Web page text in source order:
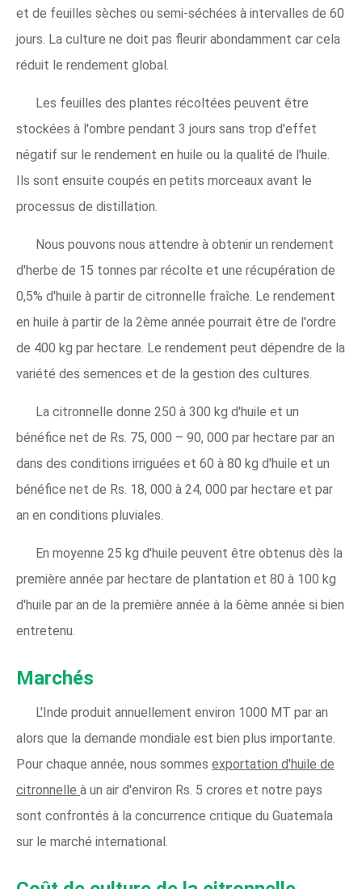
et de feuilles sèches ou semi-séchées à intervalles de 60
jours. La culture ne doit pas fleurir abondamment car cela
réduit le rendement global.
Les feuilles des plantes récoltées peuvent être
stockées à l'ombre pendant 3 jours sans trop d'effet
négatif sur le rendement en huile ou la qualité de l'huile.
Ils sont ensuite coupés en petits morceaux avant le
processus de distillation.
Nous pouvons nous attendre à obtenir un rendement
d'herbe de 15 tonnes par récolte et une récupération de
0,5% d'huile à partir de citronnelle fraîche. Le rendement
en huile à partir de la 2ème année pourrait être de l'ordre
de 400 kg par hectare. Le rendement peut dépendre de la
variété des semences et de la gestion des cultures.
La citronnelle donne 250 à 300 kg d'huile et un
bénéfice net de Rs. 75, 000 – 90, 000 par hectare par an
dans des conditions irriguées et 60 à 80 kg d'huile et un
bénéfice net de Rs. 18, 000 à 24, 000 par hectare et par
an en conditions pluviales.
En moyenne 25 kg d'huile peuvent être obtenus dès la
première année par hectare de plantation et 80 à 100 kg
d'huile par an de la première année à la 6ème année si bien
entretenu.
Marchés
L'Inde produit annuellement environ 1000 MT par an
alors que la demande mondiale est bien plus importante.
Pour chaque année, nous sommes exportation d'huile de
citronnelle à un air d'environ Rs. 5 crores et notre pays
sont confrontés à la concurrence critique du Guatemala
sur le marché international.